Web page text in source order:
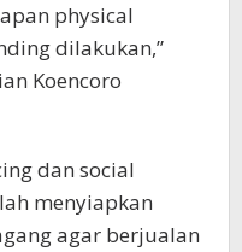
physical
dilakukan,”
Koencoro
dan social
menyiapkan
agar berjualan